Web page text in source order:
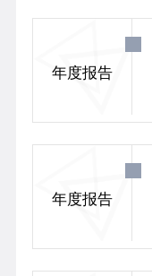
年度报告
年度报告